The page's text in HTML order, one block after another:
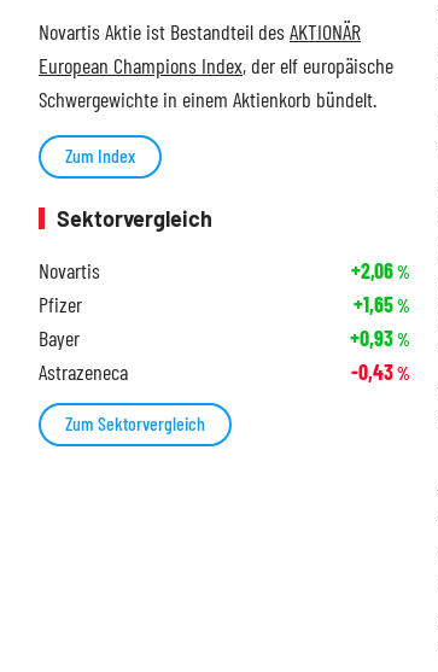
Novartis Aktie ist Bestandteil desAKTIONÄR
European Champions Index, der elf europäische
Schwergewichte in einem Aktienkorb bündelt.
Zum Index
Sektorvergleich
Novartis
+2,06%
Pfizer +1,65%
Bayer +0,93%
Astrazeneca -0,43%
Zum Sektorvergleich